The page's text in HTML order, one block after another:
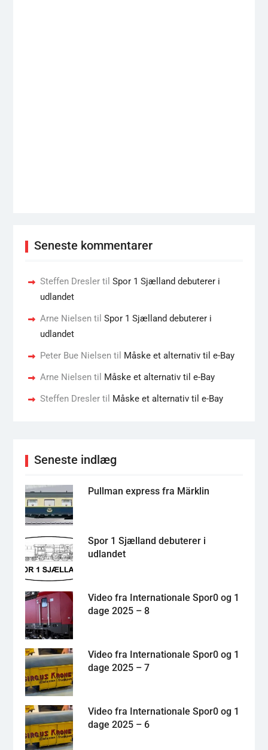
Seneste kommentarer
Steffen Dreslertil Spor 1 Sjælland debuterer i
udlandet
Arne Nielsentil Spor 1 Sjælland debuterer i
udlandet
Peter Bue Nielsentil Måske et alternativ til e-Bay
Arne Nielsentil Måske et alternativ til e-Bay
Steffen Dreslertil Måske et alternativ til e-Bay
Seneste indlæg
Pullman express fra Märklin
Spor 1 Sjælland debuterer i
udlandet
Video fra Internationale Spor0 og 1
dage 2025 – 8
Video fra Internationale Spor0 og 1
dage 2025 – 7
Video fra Internationale Spor0 og 1
dage 2025 – 6